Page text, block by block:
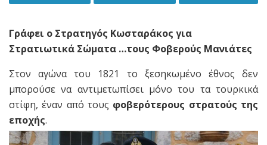
Γράφει ο Στρατηγός Κωσταράκος για
Στρατιωτικά Σώματα …τους Φοβερούς Μανιάτες
Στον αγώνα του 1821 το ξεσηκωμένο έθνος δεν
μπορούσε να αντιμετωπίσει μόνο του τα τουρκικά
στίφη, έναν από τους φοβερότερους στρατούς της
εποχής.